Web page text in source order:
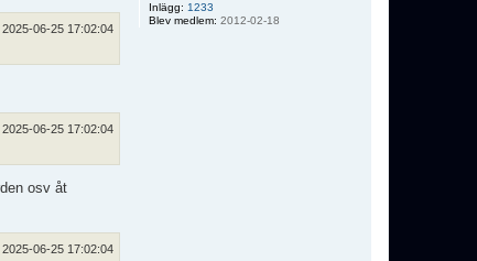
Inlägg: 1233
Blev medlem: 2012-02-18
2025-06-25 17:02:04
2025-06-25 17:02:04
osv åt
2025-06-25 17:02:04